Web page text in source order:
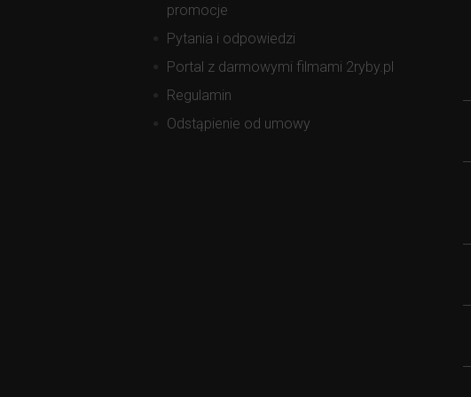
promocje
Pytania i odpowiedzi
Portal z darmowymi filmami 2ryby.pl
Regulamin
Odstąpienie od umowy